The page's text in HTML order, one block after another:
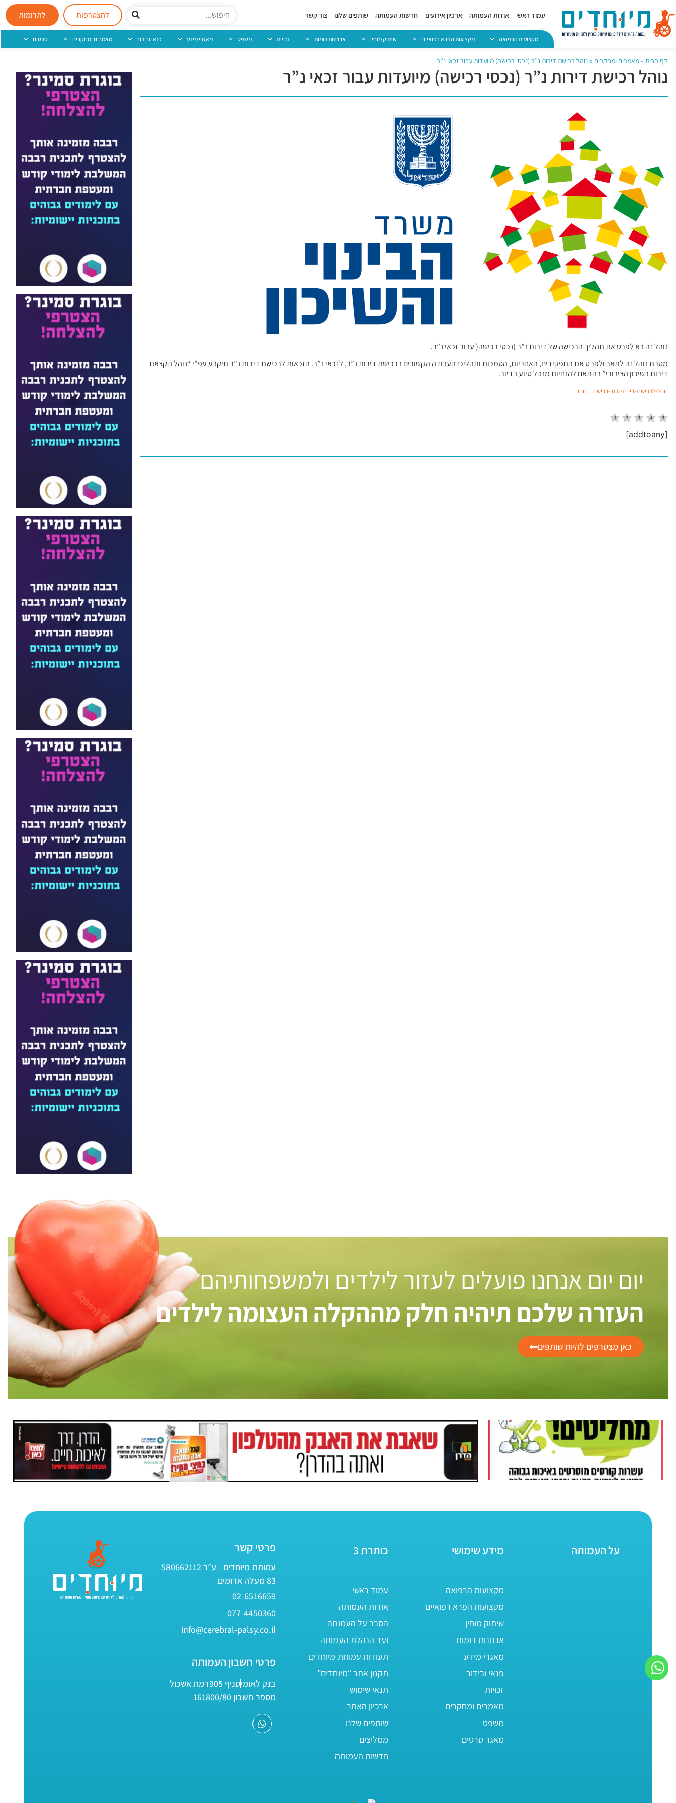
עמוד ראשי אודות העמותה ארכיון אירועים חדשות העמותה שותפים שלנו צור קשר להצטרפות לתרומות
מקצועות הרפואה מקצועות הפרא רפואיים שיתוק מוחין אבחנות דומות זכויות משפט מאגרי מידע פנאי ובידור מאמרים ומחקרים סרטים
דף הבית »מאמרים ומחקרים »נוהל רכישת דירות נ”ר (נכסי רכישה) מיועדות עבור זכאי נ”ר
נוהל רכישת דירות נ”ר (נכסי רכישה) מיועדות עבור זכאי נ”ר
נוהל זה בא לפרט את תהליך הרכישה של דירות נ”ר )נכסי רכישה( עבור זכאי נ”ר.
מטרת נוהל זה לתאר ולפרט את התפקידים, האחריות, הסמכות ותהליכי העבודה הקשורים ברכישת דירות נ”ר, לזכאי נ”ר. הזכאות לרכישת דירות נ”ר תיקבע עפ”י “נוהל הקצאת
דירות בשיכון הציבורי” בהתאם להנחיות מנהל סיוע בדיור.
נוהל-לרכישת-דירת-נכסי-רכישה הורד
[addtoany]
יום יום אנחנו פועלים לעזור לילדים ולמשפחותיהם
העזרה שלכם תיהיה חלק מההקלה העצומה לילדים
כאן מצטרפים להיות שותפים
על העמותה מידע שימושי
מקצועות הרפואה
מקצועות הפרא רפואיים
שיתוק מוחין
אבחנות דומות
מאגרי מידע
פנאי ובידור
זכויות
מאמרים ומחקרים
משפט
מאגר סרטים
כותרת 3
עמוד ראשי
אודות העמותה
הסבר על העמותה
ועד הנהלת העמותה
תעודות עמותת מיוחדים
תקנון אתר “מיוחדים”
תנאי שימוש
ארכיון האתר
שותפים שלנו
ממליצים
חדשות העמותה
פרטי קשר
עמותת מיוחדים - ע״ר 580662112
83 מעלה אדומים
02-6516659
077-4450360
info@cerebral-palsy.co.il
פרטי חשבון העמותה
בנק לאומיסניף 905
רמת אשכול
מספר חשבון 161800/80